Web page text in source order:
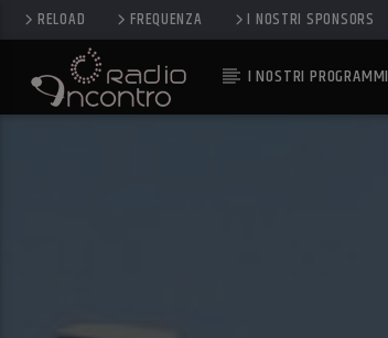
RELOAD FREQUENZA I NOSTRI SPONSORS
I NOSTRI PROGRAMMI